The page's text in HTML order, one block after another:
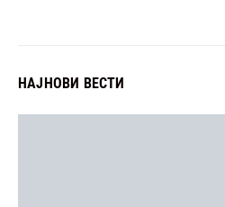
НАЈНОВИ ВЕСТИ